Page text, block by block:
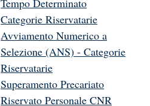
Tempo Determinato
Categorie Riservatarie
Avviamento Numerico a
Selezione (ANS) - Categorie
Riservatarie
Superamento Precariato
Riservato Personale CNR